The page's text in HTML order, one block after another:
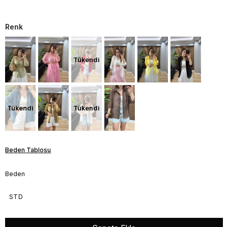
Renk
Tükendi
Tükendi Tükendi
Beden Tablosu
Beden
STD